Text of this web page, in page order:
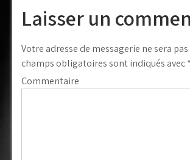
Laisser un
Votre adresse de messagerie ne sera
champs obligatoires sont indiqués avec*
Commentaire